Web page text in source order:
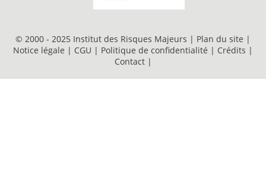
© 2000 - 2025 Institut des Risques Majeurs | Plan du site |
Notice légale | CGU | Politique de confidentialité | Crédits |
Contact |